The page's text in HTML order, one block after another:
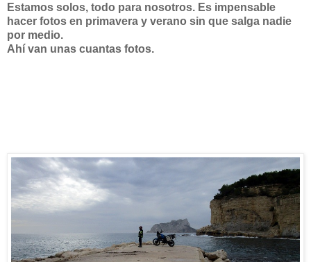
Estamos solos, todo para nosotros. Es impensable
hacer fotos en primavera y verano sin que salga nadie
por medio.
Ahí van unas cuantas fotos.